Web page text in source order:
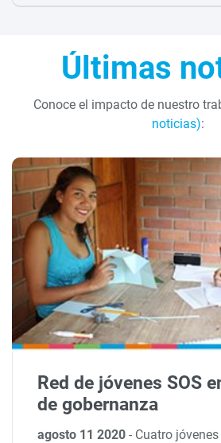
Últimas
Conoce el impacto de nuestro
noticias):
Red de jóvenes SOS
de gobernanza
agosto 11 2020- Cuatro